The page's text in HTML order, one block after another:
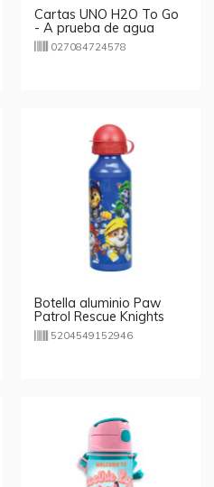
Cartas UNO H2O To Go
- A prueba de agua
027084724578
Botella aluminio Paw
Patrol Rescue Knights
520ml
5204549152946